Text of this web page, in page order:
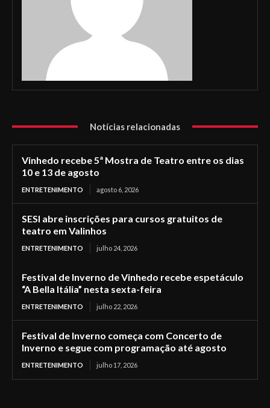
Notícias relacionadas
Vinhedo recebe 5ª Mostra de Teatro entre os dias
10 e 13 de agosto
ENTRETENIMENTO agosto 6, 2026
SESI abre inscrições para cursos gratuitos de
teatro em Valinhos
ENTRETENIMENTO julho 24, 2026
Festival de Inverno de Vinhedo recebe espetáculo
“A Bella Itália” nesta sexta-feira
ENTRETENIMENTO julho 22, 2026
Festival de Inverno começa com Concerto de
Inverno e segue com programação até agosto
ENTRETENIMENTO julho 17, 2026